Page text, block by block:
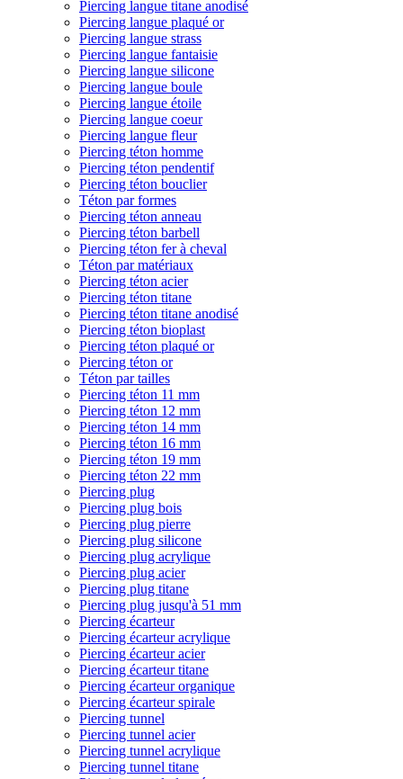
Piercing langue titane anodisé
Piercing langue plaqué or
Piercing langue strass
Piercing langue fantaisie
Piercing langue silicone
Piercing langue boule
Piercing langue étoile
Piercing langue coeur
Piercing langue fleur
Piercing téton homme
Piercing téton pendentif
Piercing téton bouclier
Téton par formes
Piercing téton anneau
Piercing téton barbell
Piercing téton fer à cheval
Téton par matériaux
Piercing téton acier
Piercing téton titane
Piercing téton titane anodisé
Piercing téton bioplast
Piercing téton plaqué or
Piercing téton or
Téton par tailles
Piercing téton 11 mm
Piercing téton 12 mm
Piercing téton 14 mm
Piercing téton 16 mm
Piercing téton 19 mm
Piercing téton 22 mm
Piercing plug
Piercing plug bois
Piercing plug pierre
Piercing plug silicone
Piercing plug acrylique
Piercing plug acier
Piercing plug titane
Piercing plug jusqu'à 51 mm
Piercing écarteur
Piercing écarteur acrylique
Piercing écarteur acier
Piercing écarteur titane
Piercing écarteur organique
Piercing écarteur spirale
Piercing tunnel
Piercing tunnel acier
Piercing tunnel acrylique
Piercing tunnel titane